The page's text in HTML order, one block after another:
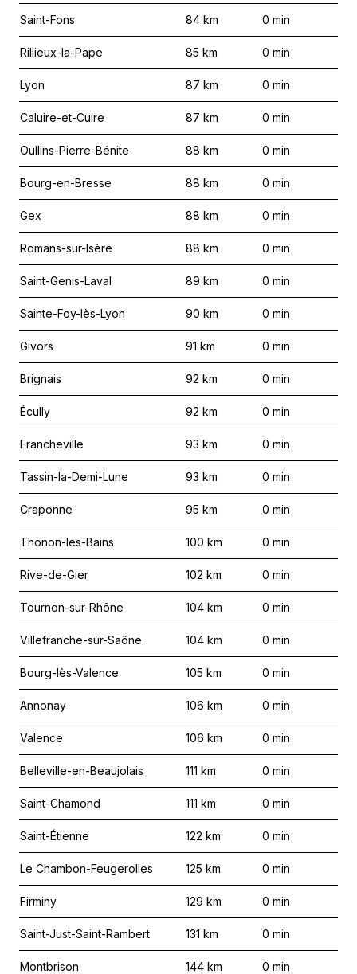
Saint-Fons 84 km 0 min
Rillieux-la-Pape 85 km 0 min
Lyon 87 km 0 min
Caluire-et-Cuire 87 km 0 min
Oullins-Pierre-Bénite 88 km 0 min
Bourg-en-Bresse 88 km 0 min
Gex 88 km 0 min
Romans-sur-Isère 88 km 0 min
Saint-Genis-Laval 89 km 0 min
Sainte-Foy-lès-Lyon 90 km 0 min
Givors 91 km 0 min
Brignais 92 km 0 min
Écully 92 km 0 min
Francheville 93 km 0 min
Tassin-la-Demi-Lune 93 km 0 min
Craponne 95 km 0 min
Thonon-les-Bains 100 km 0 min
Rive-de-Gier 102 km 0 min
Tournon-sur-Rhône 104 km 0 min
Villefranche-sur-Saône 104 km 0 min
Bourg-lès-Valence 105 km 0 min
Annonay 106 km 0 min
Valence 106 km 0 min
Belleville-en-Beaujolais 111 km 0 min
Saint-Chamond 111 km 0 min
Saint-Étienne 122 km 0 min
Le Chambon-Feugerolles 125 km 0 min
Firminy 129 km 0 min
Saint-Just-Saint-Rambert 131 km 0 min
Montbrison 144 km 0 min